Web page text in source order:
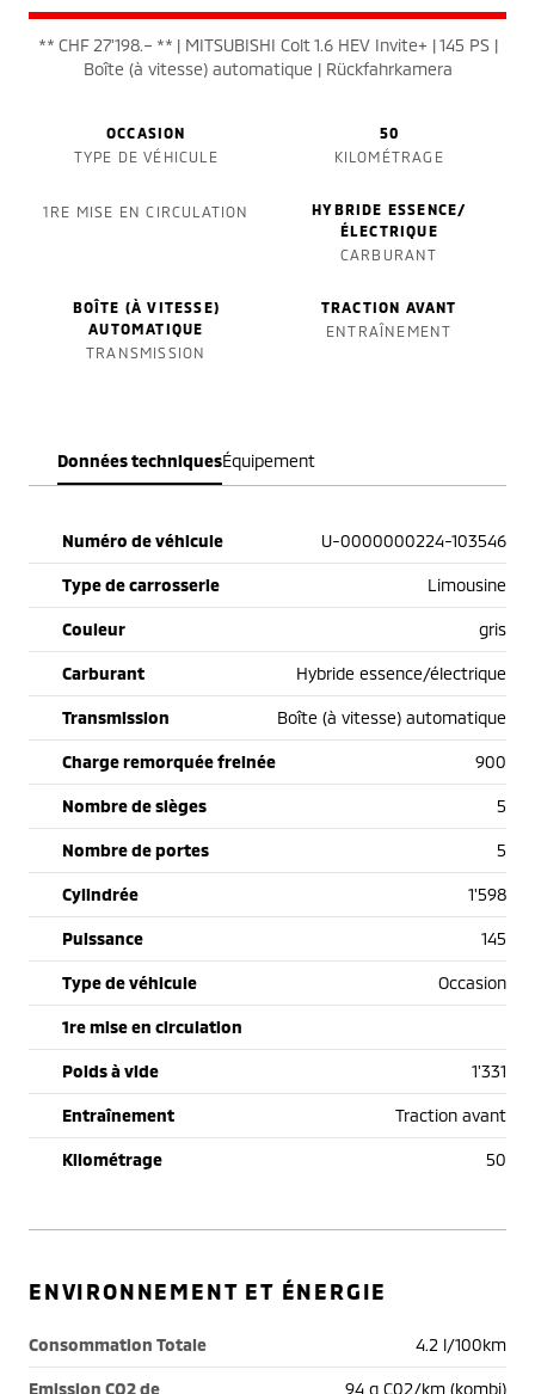
** CHF 27'198.– ** | MITSUBISHI Colt 1.6 HEV Invite+ | 145 PS |
Boîte (à vitesse) automatique | Rückfahrkamera
OCCASION
TYPE DE VÉHICULE
50
KILOMÉTRAGE
1RE MISE EN CIRCULATION
HYBRIDE ESSENCE/
ÉLECTRIQUE
CARBURANT
BOÎTE (À VITESSE)
AUTOMATIQUE
TRANSMISSION
TRACTION AVANT
ENTRAÎNEMENT
Données techniquesÉquipement
Numéro de véhicule U-0000000224-103546
Type de carrosserie Limousine
Couleur gris
Carburant Hybride essence/électrique
Transmission Boîte (à vitesse) automatique
Charge remorquée freinée 900
Nombre de sièges 5
Nombre de portes 5
Cylindrée 1'598
Puissance 145
Type de véhicule Occasion
1re mise en circulation
Poids à vide 1'331
Entraînement Traction avant
Kilométrage 50
ENVIRONNEMENT ET ÉNERGIE
Consommation Totale 4.2 l/100km
Emission CO2 de 94 g C02/km (kombi)